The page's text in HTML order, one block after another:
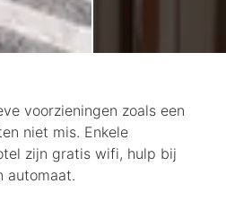
voorzieningen zoals een
niet mis. Enkele
zijn gratis wifi, hulp bij
automaat.